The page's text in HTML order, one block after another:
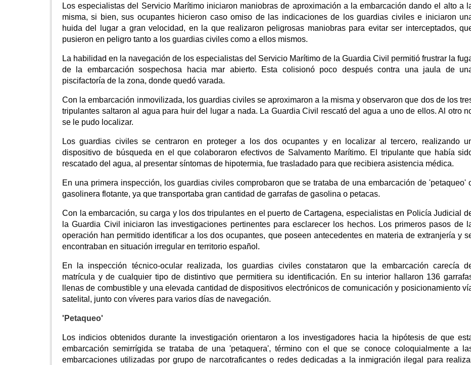
Los especialistas del Servicio Marítimo iniciaron maniobras de aproximación a la embarcación dando el alto a
misma, si bien, sus ocupantes hicieron caso omiso de las indicaciones de los guardias civiles e iniciaron
huida del lugar a gran velocidad, en la que realizaron peligrosas maniobras para evitar ser interceptados,
pusieron en peligro tanto a los guardias civiles como a ellos mismos.
La habilidad en la navegación de los especialistas del Servicio Marítimo de la Guardia Civil permitió frustrar la
de la embarcación sospechosa hacia mar abierto. Esta colisionó poco después contra una jaula de
piscifactoría de la zona, donde quedó varada.
Con la embarcación inmovilizada, los guardias civiles se aproximaron a la misma y observaron que dos de los
tripulantes saltaron al agua para huir del lugar a nada. La Guardia Civil rescató del agua a uno de ellos. Al otro
se le pudo localizar.
Los guardias civiles se centraron en proteger a los dos ocupantes y en localizar al tercero, realizando
dispositivo de búsqueda en el que colaboraron efectivos de Salvamento Marítimo. El tripulante que había
rescatado del agua, al presentar síntomas de hipotermia, fue trasladado para que recibiera asistencia médica.
En una primera inspección, los guardias civiles comprobaron que se trataba de una embarcación de 'petaqueo'
gasolinera flotante, ya que transportaba gran cantidad de garrafas de gasolina o petacas.
Con la embarcación, su carga y los dos tripulantes en el puerto de Cartagena, especialistas en Policía Judicial
la Guardia Civil iniciaron las investigaciones pertinentes para esclarecer los hechos. Los primeros pasos de
operación han permitido identificar a los dos ocupantes, que poseen antecedentes en materia de extranjería y
encontraban en situación irregular en territorio español.
En la inspección técnico-ocular realizada, los guardias civiles constataron que la embarcación carecía
matrícula y de cualquier tipo de distintivo que permitiera su identificación. En su interior hallaron 136
llenas de combustible y una elevada cantidad de dispositivos electrónicos de comunicación y posicionamiento
satelital, junto con víveres para varios días de navegación.
'Petaqueo'
Los indicios obtenidos durante la investigación orientaron a los investigadores hacia la hipótesis de que
embarcación semirrígida se trataba de una 'petaquera', término con el que se conoce coloquialmente a
embarcaciones utilizadas por grupo de narcotraficantes o redes dedicadas a la inmigración ilegal para